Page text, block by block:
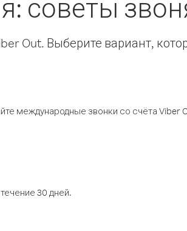
советы
Out. Выберите вариант,
международные звонки со счёта Viber
30 дней.